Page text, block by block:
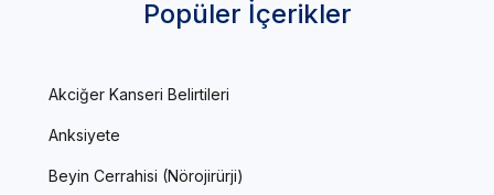
Popüler İçerikler
Akciğer Kanseri Belirtileri
Anksiyete
Beyin Cerrahisi (Nörojirürji)